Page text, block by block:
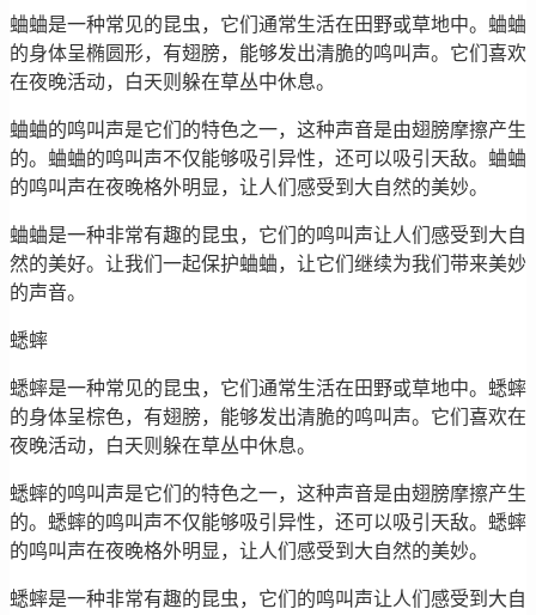
蛐蛐是一种常见的昆虫，它们通常生活在田野或草地中。蛐蛐
的身体呈椭圆形，有翅膀，能够发出清脆的鸣叫声。它们喜欢
在夜晚活动，白天则躲在草丛中休息。
蛐蛐的鸣叫声是它们的特色之一，这种声音是由翅膀摩擦产生
的。蛐蛐的鸣叫声不仅能够吸引异性，还可以吸引天敌。蛐蛐
的鸣叫声在夜晚格外明显，让人们感受到大自然的美妙。
蛐蛐是一种非常有趣的昆虫，它们的鸣叫声让人们感受到大自
然的美好。让我们一起保护蛐蛐，让它们继续为我们带来美妙
的声音。
蟋蟀
蟋蟀是一种常见的昆虫，它们通常生活在田野或草地中。蟋蟀
的身体呈棕色，有翅膀，能够发出清脆的鸣叫声。它们喜欢在
夜晚活动，白天则躲在草丛中休息。
蟋蟀的鸣叫声是它们的特色之一，这种声音是由翅膀摩擦产生
的。蟋蟀的鸣叫声不仅能够吸引异性，还可以吸引天敌。蟋蟀
的鸣叫声在夜晚格外明显，让人们感受到大自然的美妙。
蟋蟀是一种非常有趣的昆虫，它们的鸣叫声让人们感受到大自